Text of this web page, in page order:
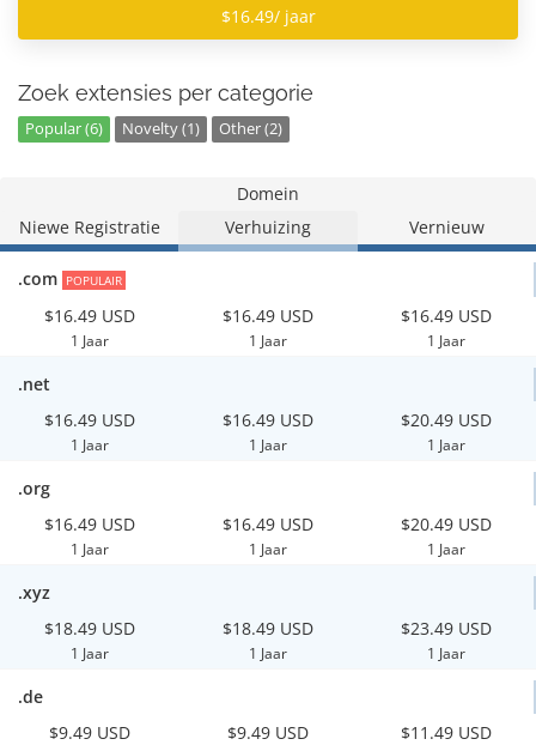
$16.49/ jaar
Zoek extensies per categorie
Popular (6) Novelty (1) Other (2)
Domein
Niewe Registratie
Verhuizing Vernieuw
.com POPULAIR
$16.49 USD
1 Jaar
$16.49 USD
1 Jaar
$16.49 USD
1 Jaar
.net
$16.49 USD
1 Jaar
$16.49 USD
1 Jaar
$20.49 USD
1 Jaar
.org
$16.49 USD
1 Jaar
$16.49 USD
1 Jaar
$20.49 USD
1 Jaar
.xyz
$18.49 USD
1 Jaar
$18.49 USD
1 Jaar
$23.49 USD
1 Jaar
.de
$9.49 USD
$9.49 USD $11.49 USD